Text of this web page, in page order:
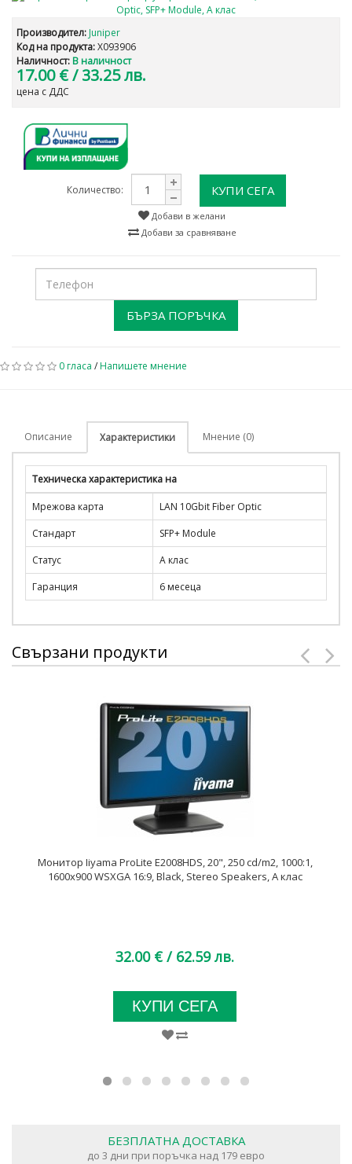
Производител: Juniper
Код на продукта:X093906
Наличност: В наличност
17.00 €/ 33.25 лв.
цена с ДДС
Количество: КУПИ СЕГА
Добави в желани
Добави за сравняване
БЪРЗА ПОРЪЧКА
0 гласа /Напишете мнение
Описание Характеристики Мнение (0)
Техническа характеристика на
Мрежова карта
LAN 10Gbit Fiber Optic
Стандарт
SFP+ Module
Статус
А клас
Гаранция
6 месеца
Свързани продукти
Монитор Iiyama ProLite E2008HDS, 20", 250 cd/m2, 1000:1,
1600x900 WSXGA 16:9, Black, Stereo Speakers, A клас
32.00 € / 62.59 лв.
КУПИ СЕГА
БЕЗПЛАТНА ДОСТАВКА
до 3 дни при поръчка над 179 евро